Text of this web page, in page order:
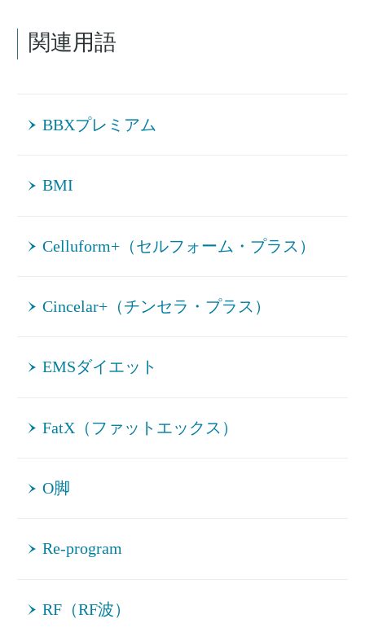
関連用語
BBXプレミアム
BMI
Celluform+（セルフォーム・プラス）
Cincelar+（チンセラ・プラス）
EMSダイエット
FatX（ファットエックス）
O脚
Re-program
RF（RF波）